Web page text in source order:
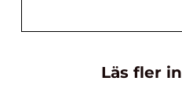
Läs fler